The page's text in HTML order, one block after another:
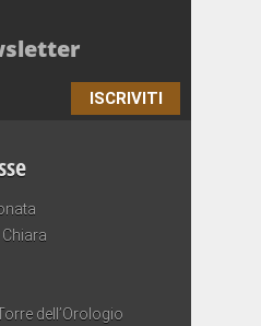
ISCRIVITI
dell’Orologio